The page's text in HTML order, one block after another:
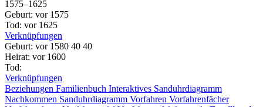
1575–1625
Geburt: vor 1575
Tod: vor 1625
Verknüpfungen
Geburt: vor 1580 40 40
Heirat: vor 1600
Tod:
Verknüpfungen
Beziehungen Familienbuch Interaktives Sanduhrdiagramm
Nachkommen Sanduhrdiagramm Vorfahren Vorfahrenfächer